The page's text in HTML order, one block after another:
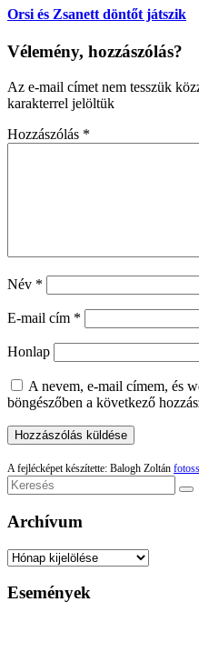
Orsi és Zsanett döntőt játszik
Vélemény, hozzászólás?
Az e-mail címet nem tesszük
karakterrel jelöltük
Hozzászólás *
Név *
E-mail cím *
Honlap
A nevem, e-mail címem, és
böngészőben a következő
A fejlécképet készítette: Balogh Zoltán
Archívum
Archívum
Események